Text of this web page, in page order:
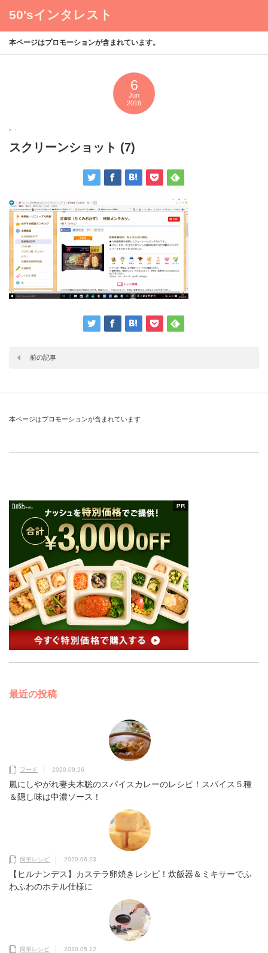
50'sインタレスト
本ページはプロモーションが含まれています。
6
Jun
2016
スクリーンショット (7)
前の記事
本ページはプロモーションが含まれています
最近の投稿
フード 2020.09.26
嵐にしやがれ妻夫木聡のスパイスカレーのレシピ！スパイス５種
＆隠し味は中濃ソース！
簡単レシピ 2020.06.23
【ヒルナンデス】カステラ卵焼きレシピ！炊飯器＆ミキサーでふ
わふわのホテル仕様に
簡単レシピ 2020.05.12